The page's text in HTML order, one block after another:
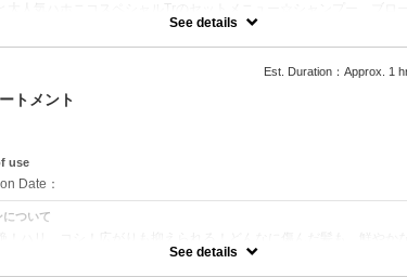
大人気ハホニコスペシャルTrのセットメニュー☆シャンプー、ブロー
See details
Est. Duration：Approx. 1
トメント
use
Date：
について
See details